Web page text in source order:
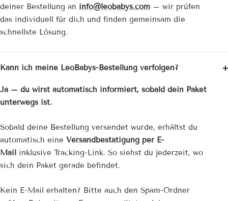
deiner Bestellung an info@leobabys.com – wir prüfen
das individuell für dich und finden gemeinsam die
schnellste Lösung.
Kann ich meine LeoBabys-Bestellung verfolgen?
Ja – du wirst automatisch informiert, sobald dein Paket
unterwegs ist.
Sobald deine Bestellung versendet wurde, erhältst du
automatisch eine Versandbestätigung per E-
Mail
inklusive Tracking-Link. So siehst du jederzeit, wo
sich dein Paket gerade befindet.
Kein E-Mail erhalten? Bitte auch den Spam-Ordner